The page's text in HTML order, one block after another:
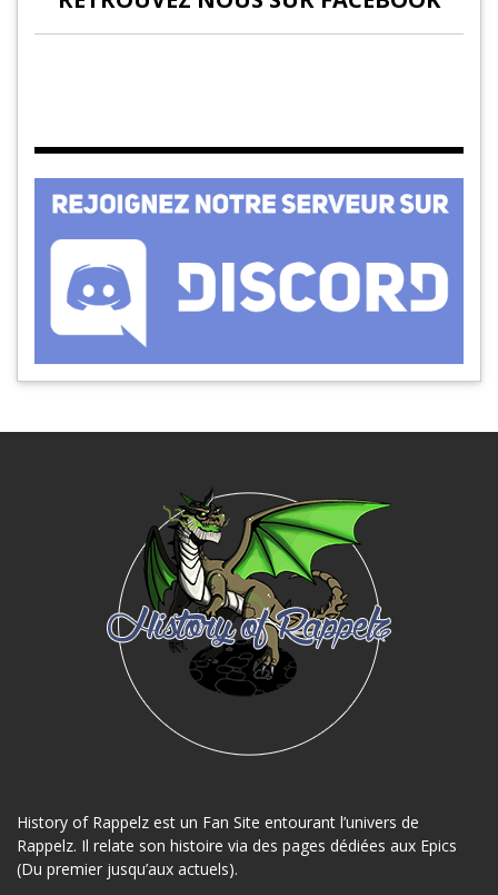
History of Rappelz est un Fan Site entourant l’univers de
Rappelz. Il relate son histoire via des pages dédiées aux Epics
(Du premier jusqu’aux actuels).